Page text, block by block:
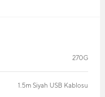
270G
1.5m Siyah USB Kablosu